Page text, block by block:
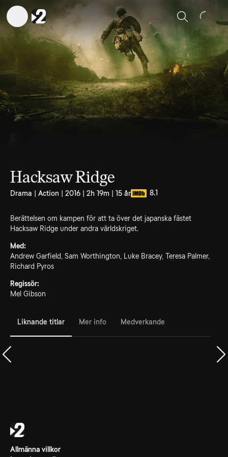
Sök
Hacksaw Ridge
Drama | Action | 2016 | 2h 19m | 15 år 8.1
Berättelsen om kampen för att ta över det japanska fästet
Hacksaw Ridge under andra världskriget.
Med:
Andrew Garfield, Sam Worthington, Luke Bracey, Teresa Palmer,
Richard Pyros
Regissör:
Mel Gibson
Liknande titlar Mer info Medverkande
Allmänna villkor